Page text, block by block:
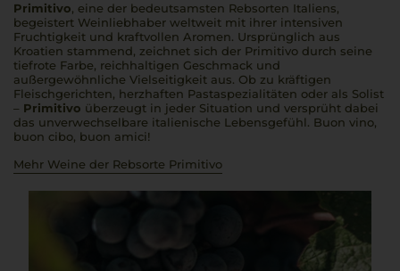
Primitivo, eine der bedeutsamsten Rebsorten Italiens,
begeistert Weinliebhaber weltweit mit ihrer intensiven
Fruchtigkeit und kraftvollen Aromen. Ursprünglich aus
Kroatien stammend, zeichnet sich der Primitivo durch seine
tiefrote Farbe, reichhaltigen Geschmack und
außergewöhnliche Vielseitigkeit aus. Ob zu kräftigen
Fleischgerichten, herzhaften Pastaspezialitäten oder als Solist
– Primitivo überzeugt in jeder Situation und versprüht dabei
das unverwechselbare italienische Lebensgefühl. Buon vino,
buon cibo, buon amici!
Mehr Weine der Rebsorte Primitivo